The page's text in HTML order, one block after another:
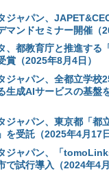
ジャパン、
マンドセミナー開催（
、都教育庁と推進する
賞（2025年8月4日）
ジャパン、全都立学校
生成AIサービスの基盤
ジャパン、東京都「都
を受託（2025年4月17日
ジャパン、「
で試行導入（2024年4月